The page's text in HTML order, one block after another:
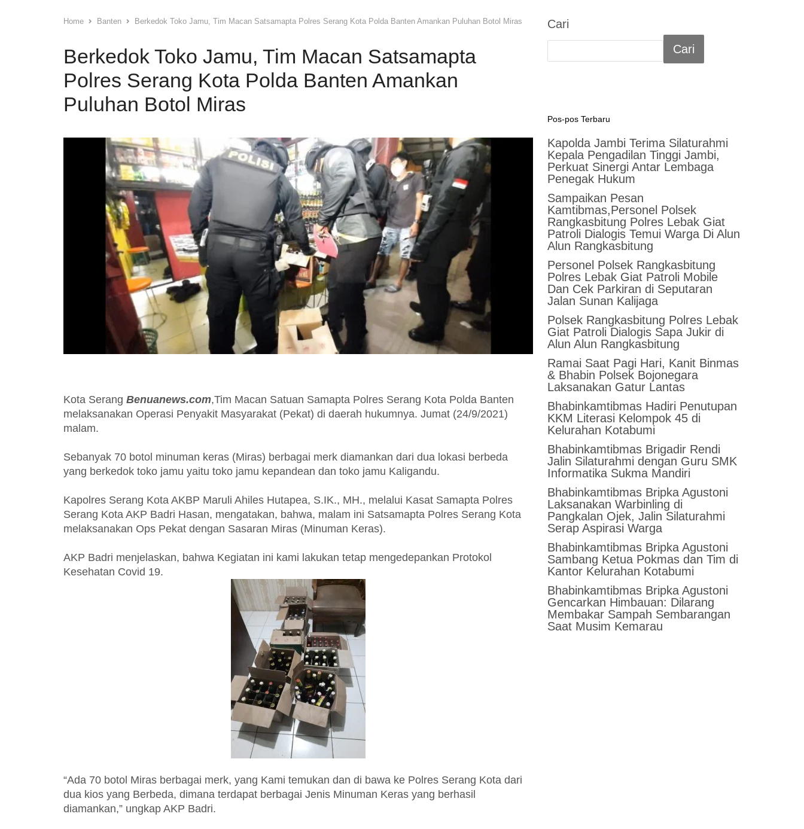
Home Banten Berkedok Toko Jamu, Tim Macan Satsamapta Polres Serang Kota Polda Banten Amankan Puluhan Botol Miras
Berkedok Toko Jamu, Tim Macan Satsamapta
Polres Serang Kota Polda Banten Amankan
Puluhan Botol Miras
Kota Serang Benuanews.com,Tim Macan Satuan Samapta Polres Serang Kota Polda Banten
melaksanakan Operasi Penyakit Masyarakat (Pekat) di daerah hukumnya. Jumat (24/9/2021)
malam.
Sebanyak 70 botol minuman keras (Miras) berbagai merk diamankan dari dua lokasi berbeda
yang berkedok toko jamu yaitu toko jamu kepandean dan toko jamu Kaligandu.
Kapolres Serang Kota AKBP Maruli Ahiles Hutapea, S.IK., MH., melalui Kasat Samapta Polres
Serang Kota AKP Badri Hasan, mengatakan, bahwa, malam ini Satsamapta Polres Serang Kota
melaksanakan Ops Pekat dengan Sasaran Miras (Minuman Keras).
AKP Badri menjelaskan, bahwa Kegiatan ini kami lakukan tetap mengedepankan Protokol
Kesehatan Covid 19.
“Ada 70 botol Miras berbagai merk, yang Kami temukan dan di bawa ke Polres Serang Kota dari
dua kios yang Berbeda, dimana terdapat berbagai Jenis Minuman Keras yang berhasil
diamankan,” ungkap AKP Badri.
Cari
Cari
Pos-pos Terbaru
Kapolda Jambi Terima Silaturahmi
Kepala Pengadilan Tinggi Jambi,
Perkuat Sinergi Antar Lembaga
Penegak Hukum
Sampaikan Pesan
Kamtibmas,Personel Polsek
Rangkasbitung Polres Lebak Giat
Patroli Dialogis Temui Warga Di Alun
Alun Rangkasbitung
Personel Polsek Rangkasbitung
Polres Lebak Giat Patroli Mobile
Dan Cek Parkiran di Seputaran
Jalan Sunan Kalijaga
Polsek Rangkasbitung Polres Lebak
Giat Patroli Dialogis Sapa Jukir di
Alun Alun Rangkasbitung
Ramai Saat Pagi Hari, Kanit Binmas
& Bhabin Polsek Bojonegara
Laksanakan Gatur Lantas
Bhabinkamtibmas Hadiri Penutupan
KKM Literasi Kelompok 45 di
Kelurahan Kotabumi
Bhabinkamtibmas Brigadir Rendi
Jalin Silaturahmi dengan Guru SMK
Informatika Sukma Mandiri
Bhabinkamtibmas Bripka Agustoni
Laksanakan Warbinling di
Pangkalan Ojek, Jalin Silaturahmi
Serap Aspirasi Warga
Bhabinkamtibmas Bripka Agustoni
Sambang Ketua Pokmas dan Tim di
Kantor Kelurahan Kotabumi
Bhabinkamtibmas Bripka Agustoni
Gencarkan Himbauan: Dilarang
Membakar Sampah Sembarangan
Saat Musim Kemarau